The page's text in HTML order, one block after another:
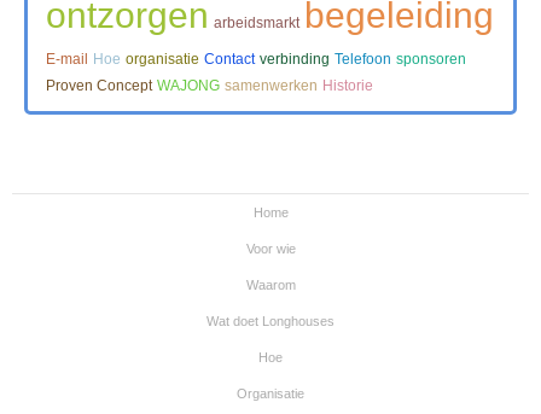
ontzorgen arbeidsmarkt begeleiding
E-mail Hoe organisatie Contact verbinding Telefoon sponsoren
Proven Concept WAJONG samenwerken Historie
Home
Voor wie
Waarom
Wat doet Longhouses
Hoe
Organisatie